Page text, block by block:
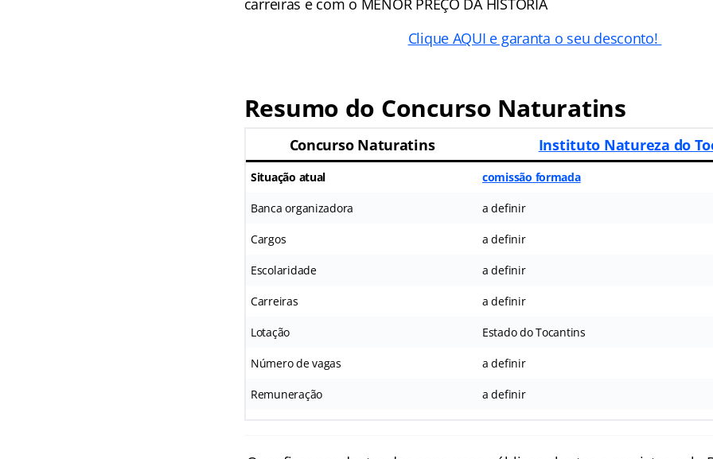
carreiras e com o MENOR PREÇO DA HISTÓRIA
Clique AQUI e garanta o seu desconto!
Resumo do Concurso Naturatins
Concurso Naturatins Instituto Natureza do
Situação atual comissão formada
Banca organizadora a definir
Cargos a definir
Escolaridade a definir
Carreiras a definir
Lotação Estado do Tocantins
Número de vagas a definir
Remuneração a definir